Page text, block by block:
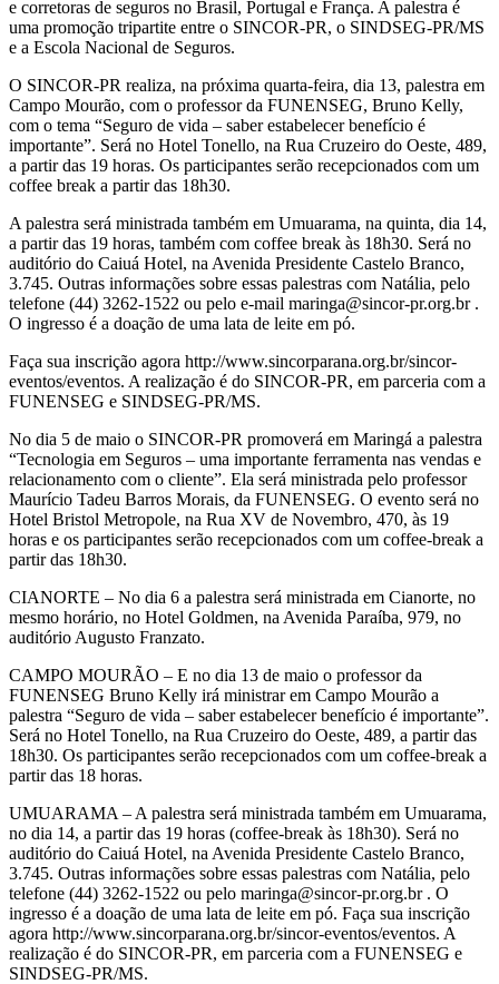
e corretoras de seguros no Brasil, Portugal e França. A palestra é
uma promoção tripartite entre o SINCOR-PR, o SINDSEG-PR/MS
e a Escola Nacional de Seguros.
O SINCOR-PR realiza, na próxima quarta-feira, dia 13, palestra em
Campo Mourão, com o professor da FUNENSEG, Bruno Kelly,
com o tema “Seguro de vida – saber estabelecer benefício é
importante”. Será no Hotel Tonello, na Rua Cruzeiro do Oeste, 489,
a partir das 19 horas. Os participantes serão recepcionados com um
coffee break a partir das 18h30.
A palestra será ministrada também em Umuarama, na quinta, dia 14,
a partir das 19 horas, também com coffee break às 18h30. Será no
auditório do Caiuá Hotel, na Avenida Presidente Castelo Branco,
3.745. Outras informações sobre essas palestras com Natália, pelo
telefone (44) 3262-1522 ou pelo e-mail maringa@sincor-pr.org.br .
O ingresso é a doação de uma lata de leite em pó.
Faça sua inscrição agora http://www.sincorparana.org.br/sincor-
eventos/eventos. A realização é do SINCOR-PR, em parceria com a
FUNENSEG e SINDSEG-PR/MS.
No dia 5 de maio o SINCOR-PR promoverá em Maringá a palestra
“Tecnologia em Seguros – uma importante ferramenta nas vendas e
relacionamento com o cliente”. Ela será ministrada pelo professor
Maurício Tadeu Barros Morais, da FUNENSEG. O evento será no
Hotel Bristol Metropole, na Rua XV de Novembro, 470, às 19
horas e os participantes serão recepcionados com um coffee-break a
partir das 18h30.
CIANORTE – No dia 6 a palestra será ministrada em Cianorte, no
mesmo horário, no Hotel Goldmen, na Avenida Paraíba, 979, no
auditório Augusto Franzato.
CAMPO MOURÃO – E no dia 13 de maio o professor da
FUNENSEG Bruno Kelly irá ministrar em Campo Mourão a
palestra “Seguro de vida – saber estabelecer benefício é importante”.
Será no Hotel Tonello, na Rua Cruzeiro do Oeste, 489, a partir das
18h30. Os participantes serão recepcionados com um coffee-break a
partir das 18 horas.
UMUARAMA – A palestra será ministrada também em Umuarama,
no dia 14, a partir das 19 horas (coffee-break às 18h30). Será no
auditório do Caiuá Hotel, na Avenida Presidente Castelo Branco,
3.745. Outras informações sobre essas palestras com Natália, pelo
telefone (44) 3262-1522 ou pelo maringa@sincor-pr.org.br . O
ingresso é a doação de uma lata de leite em pó. Faça sua inscrição
agora http://www.sincorparana.org.br/sincor-eventos/eventos. A
realização é do SINCOR-PR, em parceria com a FUNENSEG e
SINDSEG-PR/MS.